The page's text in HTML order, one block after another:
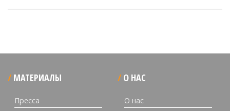
МАТЕРИАЛЫ
Пресса
О НАС
О нас